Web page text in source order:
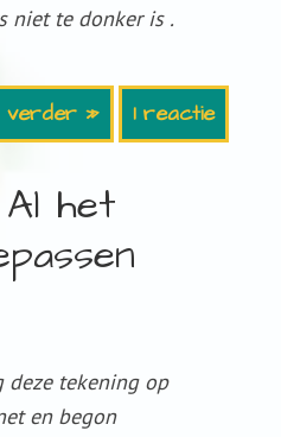
niet te donker is .
verder » 1 reactie
het
deze tekening op
en begon